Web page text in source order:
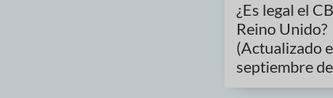
¿Es legal el
Reino Unido?
(Actualizado
septiembre